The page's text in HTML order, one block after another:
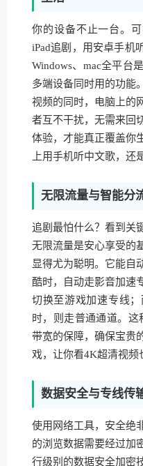
你的设备不止一台。
iPad追剧，用安卓手机
Windows、mac全平台
多端设备同时用的功能
视频的同时，电脑上的
者互不干扰，无需来回
体验，才能真正覆盖你
上用手机听中文歌，还
无限流量与智能分
追剧最怕什么？看到关
无限流量是安心享受的
显得尤为聪明。它能自
酷时，自动走影音加速
切换至游戏加速专线
时，则走普通通道。
带宽的保障，确保宝贵
戏，让你看4K超清视频
数据安全与专线传
使用网络工具，安全绝
的浏览数据需要经过加
行级别的数据安全加密